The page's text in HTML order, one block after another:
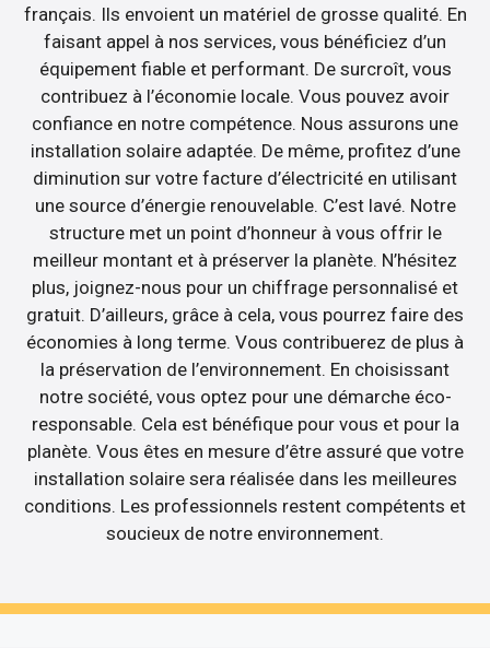
français. Ils envoient un matériel de grosse qualité. En
faisant appel à nos services, vous bénéficiez d’un
équipement fiable et performant. De surcroît, vous
contribuez à l’économie locale. Vous pouvez avoir
confiance en notre compétence. Nous assurons une
installation solaire adaptée. De même, profitez d’une
diminution sur votre facture d’électricité en utilisant
une source d’énergie renouvelable. C’est lavé. Notre
structure met un point d’honneur à vous offrir le
meilleur montant et à préserver la planète. N’hésitez
plus, joignez-nous pour un chiffrage personnalisé et
gratuit. D’ailleurs, grâce à cela, vous pourrez faire des
économies à long terme. Vous contribuerez de plus à
la préservation de l’environnement. En choisissant
notre société, vous optez pour une démarche éco-
responsable. Cela est bénéfique pour vous et pour la
planète. Vous êtes en mesure d’être assuré que votre
installation solaire sera réalisée dans les meilleures
conditions. Les professionnels restent compétents et
soucieux de notre environnement.